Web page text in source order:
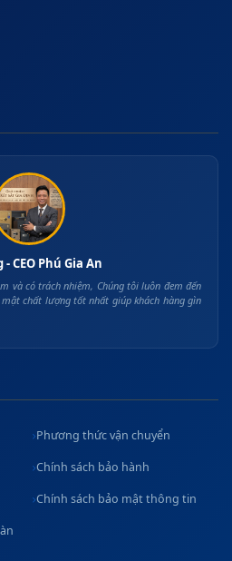
- CEO Phú Gia An
và có trách nhiệm, Chúng tôi luôn đem đến
chất lượng tốt nhất giúp khách hàng gìn
Phương thức vận chuyển
Chính sách bảo hành
Chính sách bảo mật thông tin